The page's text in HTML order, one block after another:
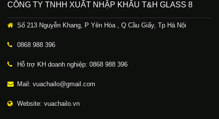
CÔNG TY TNHH XUẤT NHẬP KHẨU T&H GLASS 8
Số 213 Nguyễn Khang, P Yên Hòa , Q Cầu Giấy, Tp Hà Nội
0868 988 396
Hỗ trợ KH doanh nghiệp: 0868 988 396
Mail: vuachailo@gmail.com
Website: vuachailo.vn